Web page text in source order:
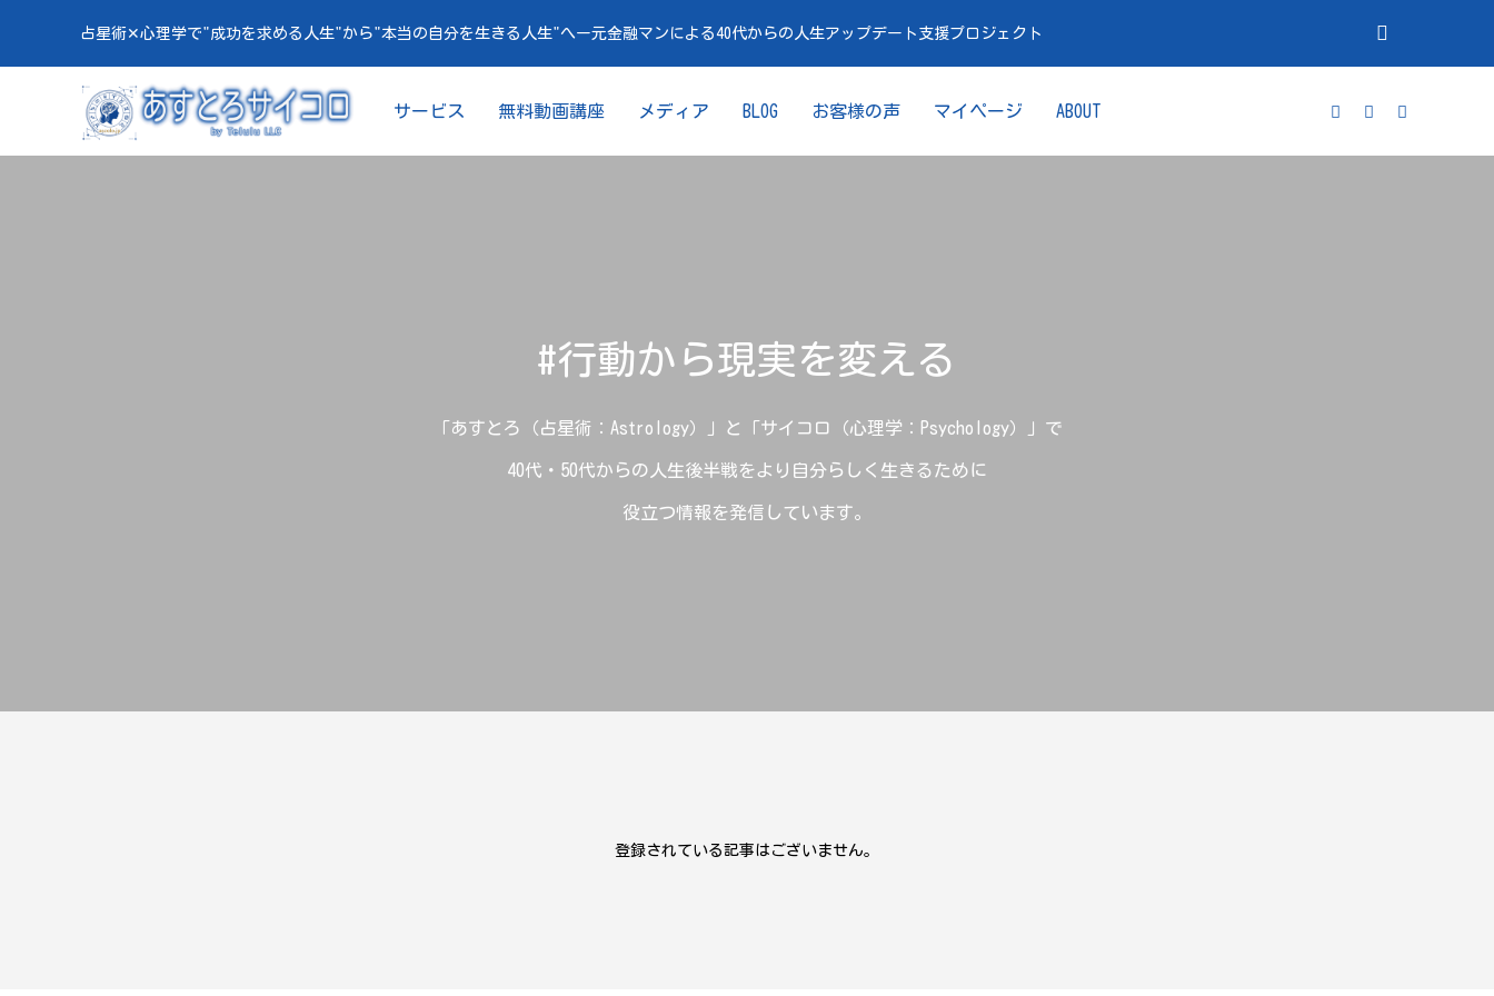
占星術✕心理学で"成功を求める人生"から"本当の自分を生きる人生"へー元金融マンによる40代からの人生アップデート支援プロジェクト
サービス 無料動画講座 メディア BLOG お客様の声 マイページ ABOUT
#行動から現実を変える
「あすとろ（占星術：Astrology）」と「サイコロ（心理学：Psychology）」で
40代・50代からの人生後半戦をより自分らしく生きるために
役立つ情報を発信しています。
登録されている記事はございません。